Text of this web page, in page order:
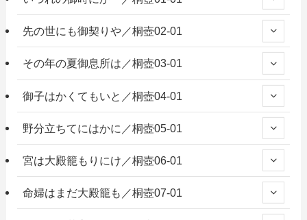
先の世にも御契りや／桐壺02-01
その年の夏御息所は／桐壺03-01
御子はかくてもいと／桐壺04-01
野分立ちてにはかに／桐壺05-01
宮は大殿籠もりにけ／桐壺06-01
命婦はまだ大殿籠も／桐壺07-01